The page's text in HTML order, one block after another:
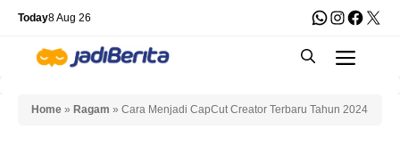
Skip
content
Today8 Aug 26 WhatsApp
X
Home » Ragam » Cara Menjadi CapCut Creator Terbaru Tahun 2024